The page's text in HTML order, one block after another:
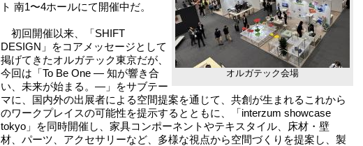
オルガテック会場
ト 南1〜4ホールにて開催中だ。
初回開催以来、「SHIFT
DESIGN」をコアメッセージとして
掲げてきたオルガテック東京だが、
今回は「To Be One ― 知が響き合
い、未来が始まる。―」をサブテー
マに、国内外の出展者による空間提案を通じて、共創が生まれるこれから
のワークプレイスの可能性を提示するとともに、「interzum showcase
tokyo」を同時開催し、家具コンポーネントやテキスタイル、床材・壁
材、パーツ、アクセサリーなど、多様な視点から空間づくりを提案し、製